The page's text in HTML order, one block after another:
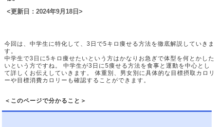
<更新日：2024年9月18日>
今回は、中学生に特化して、3日で5キロ痩せる方法を徹底解説していきま
す。
中学生で3日に5キロ痩せたいという方はかなりお急ぎで体型を何とかした
いという方ですね。 中学生が3日に5痩せる方法を食事と運動を中心とし
て詳しくお伝えしていきます。 体重別、男女別に具体的な目標摂取カロリ
ーや目標消費カロリーも確認することができます。
＜このページで分かること＞